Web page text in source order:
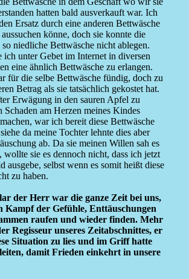
hatten bald ausverkauft war. Ich
Ersatz durch eine anderen Bettwäsche
könne, doch sie konnte die
niedliche Bettwäsche nicht ablegen.
ich unter Gebet im Internet in diversen
eine ähnlich Bettwäsche zu erlangen.
für die selbe Bettwäsche fündig, doch zu
Betrag als sie tatsächlich gekostet hat.
Erwägung in den sauren Apfel zu
Schaden am Herzen meines Kindes
war ich bereit diese Bettwäsche
da meine Tochter lehnte dies aber
ab. Da sie meinen Willen sah es
wollte sie es dennoch nicht, dass ich jetzt
ausgebe, selbst wenn es somit heißt diese
zu haben.
der Herr war die ganze Zeit bei uns,
Kampf der Gefühle, Enttäuschungen
raufen und wieder finden. Mehr
Regisseur unseres Zeitabschnittes, er
Situation zu lies und im Griff hatte
damit Frieden einkehrt in unsere